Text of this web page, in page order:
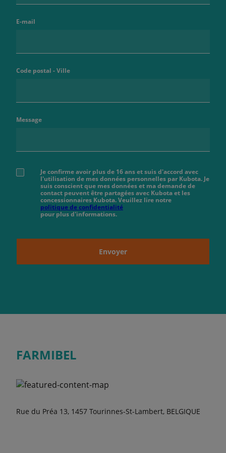
E-mail
Code postal - Ville
Message
Je confirme avoir plus de 16 ans et suis d'accord avec
l'utilisation de mes données personnelles par Kubota. Je
suis conscient que mes données et ma demande de
contact peuvent être partagées avec Kubota et les
concessionnaires Kubota. Veuillez lire notre
politique de confidentialité
pour plus d'informations.
Envoyer
FARMIBEL
Rue du Préa 13, 1457 Tourinnes-St-Lambert, BELGIQUE